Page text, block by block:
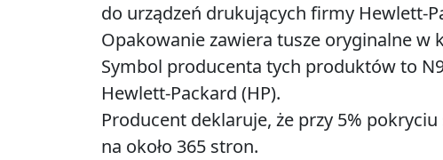
do urządzeń drukujących firmy Hewlett-
Opakowanie zawiera tusze oryginalne w
Symbol producenta tych produktów to
Hewlett-Packard (HP).
Producent deklaruje, że przy 5%
na około 365 stron.